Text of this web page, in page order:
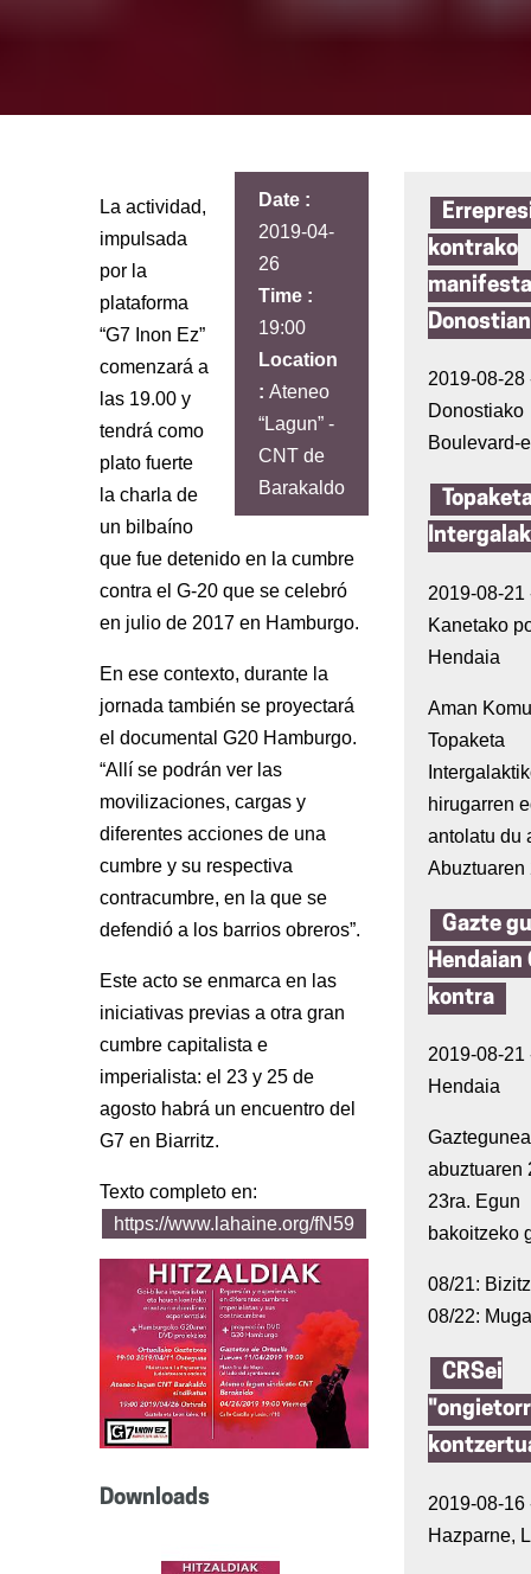
Date :
2019-04-
26
Time :
19:00
Location
: Ateneo
“Lagun” -
CNT de
Barakaldo
La actividad,
impulsada
por la
plataforma
“G7 Inon Ez”
comenzará a
las 19.00 y
tendrá como
plato fuerte
la charla de
un bilbaíno
que fue detenido en la cumbre
contra el G-20 que se celebró
en julio de 2017 en Hamburgo.
En ese contexto, durante la
jornada también se proyectará
el documental G20 Hamburgo.
“Allí se podrán ver las
movilizaciones, cargas y
diferentes acciones de una
cumbre y su respectiva
contracumbre, en la que se
defendió a los barrios obreros”.
Este acto se enmarca en las
iniciativas previas a otra gran
cumbre capitalista e
imperialista: el 23 y 25 de
agosto habrá un encuentro del
G7 en Biarritz.
Texto completo en:
https://www.lahaine.org/fN59
Downloads
kontrako
Donostian
2019-08-28
Donostiako
Boulevard-
2019-08-21
Kanetako
Hendaia
Aman
Topaketa
hirugarren
antolatu du
Gazte
Hendaian
kontra
2019-08-21
Hendaia
Gaztegunea
abuztuaren
23ra. Egun
bakoitzeko
08/21:
08/22:
CRSei
2019-08-16
Hazparne,